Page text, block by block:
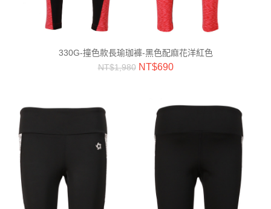
330G-撞色款長瑜珈褲-黑色配麻花洋紅色
NT$1,980 NT$690